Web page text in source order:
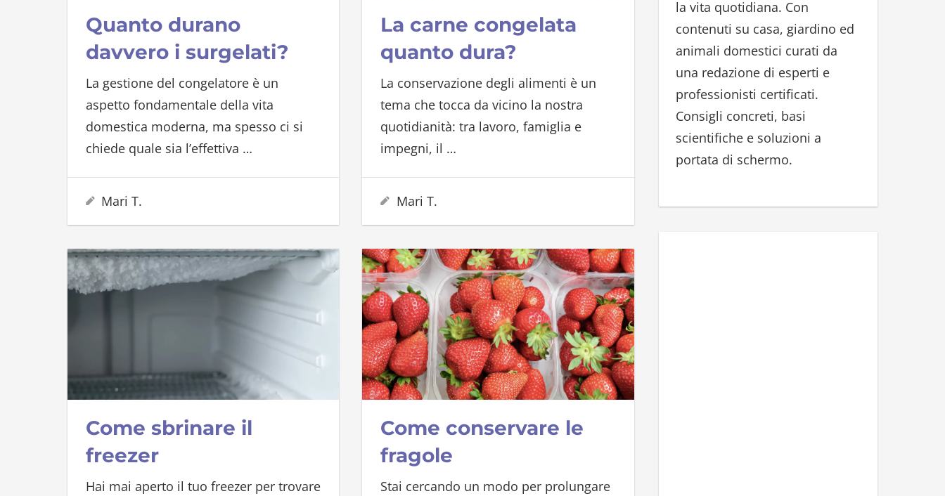
Quanto durano
davvero i surgelati?
La gestione del congelatore è un
aspetto fondamentale della vita
domestica moderna, ma spesso ci si
chiede quale sia l’effettiva …
15 Marzo 2026
Mari T.
La carne congelata
quanto dura?
La conservazione degli alimenti è un
tema che tocca da vicino la nostra
quotidianità: tra lavoro, famiglia e
impegni, il …
17 Gennaio 2026
Mari T.
Come sbrinare il
freezer
Hai mai aperto il tuo freezer per trovare
Come conservare le
fragole
Stai cercando un modo per prolungare
r
:
la vita quotidiana. Con
contenuti su casa, giardino ed
animali domestici curati da
una redazione di esperti e
professionisti certificati.
Consigli concreti, basi
scientifiche e soluzioni a
portata di schermo.